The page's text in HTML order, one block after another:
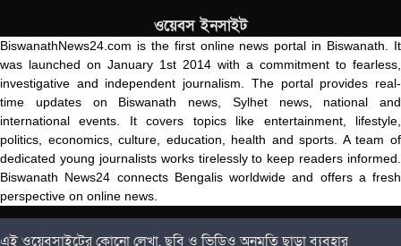
ওয়েবস ইনসাইট
BiswanathNews24.com is the first online news portal in Biswanath. It
was launched on January 1st 2014 with a commitment to fearless,
investigative and independent journalism. The portal provides real-
time updates on Biswanath news, Sylhet news, national and
international events. It covers topics like entertainment, lifestyle,
politics, economics, culture, education, health and sports. A team of
dedicated young journalists works tirelessly to keep readers informed.
Biswanath News24 connects Bengalis worldwide and offers a fresh
perspective on online news.
এই ওয়েবসাইটের কোনো লেখা, ছবি ও ভিডিও অনুমতি ছাড়া ব্যবহার